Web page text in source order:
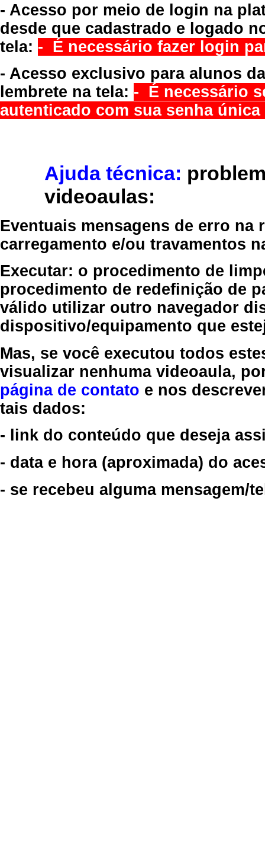
- Acesso por meio de login na
desde que cadastrado e logado
tela: - É necessário fazer login
- Acesso exclusivo para alunos
lembrete na tela: - É necessário
autenticado com sua senha
Ajuda técnica:
videoaulas:
Eventuais mensagens de erro
carregamento e/ou travamentos
Executar: o procedimento de
procedimento de redefinição de
válido utilizar outro navegador
dispositivo/equipamento que
Mas, se você executou todos
visualizar nenhuma videoaula,
página de contato e nos
tais dados:
- link do conteúdo que deseja
- data e hora (aproximada) do
- se recebeu alguma mensagem/